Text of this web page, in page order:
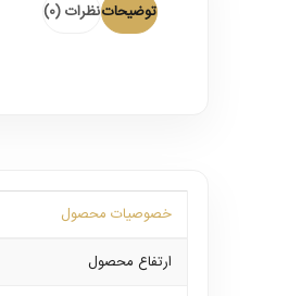
توضیحاتنظرات (0)
خصوصیات محصول
ارتفاع محصول